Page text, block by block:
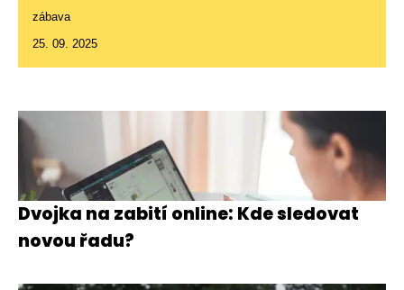
zábava
25. 09. 2025
Dvojka na zabití online: Kde sledovat
novou řadu?